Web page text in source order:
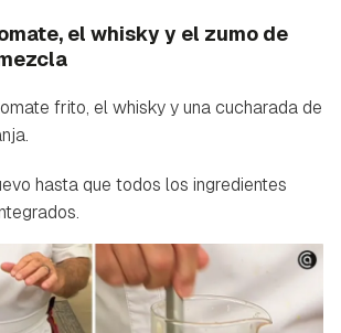
el whisky y el zumo de
frito, el whisky y una cucharada de
hasta que todos los ingredientes